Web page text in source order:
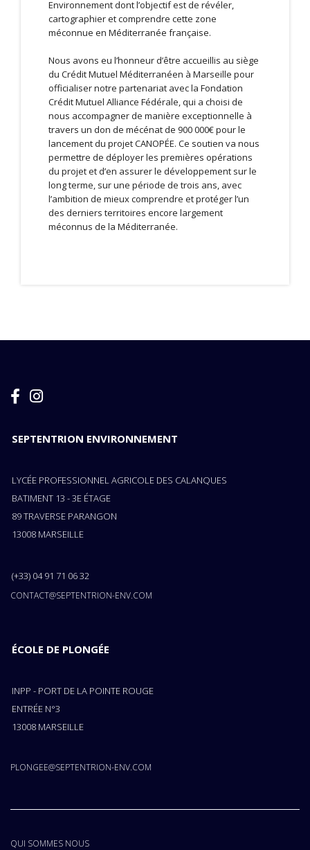
Environnementdont l’objectif est de révéler,
cartographier et comprendre cette zone
méconnue en Méditerranée française.
Nous avons eu l’honneur d’être accueillis au siège
du Crédit Mutuel Méditerranéen à Marseille pour
officialiser notre partenariat avec la Fondation
Crédit Mutuel Alliance Fédérale, qui a choisi de
nous accompagner de manière exceptionnelle à
travers un don de mécénat de 900 000€ pour le
lancement du projet CANOPÉE. Ce soutien va nous
permettre de déployer les premières opérations
du projet et d’en assurer le développement sur le
long terme, sur une période de trois ans, avec
l’ambition de mieux comprendre et protéger l’un
des derniers territoires encore largement
méconnus de la Méditerranée.
SEPTENTRION ENVIRONNEMENT
LYCÉE PROFESSIONNEL AGRICOLE DES CALANQUES
BATIMENT 13 - 3E ÉTAGE
89 TRAVERSE PARANGON
13008 MARSEILLE
(+33) 04 91 71 06 32
CONTACT@SEPTENTRION-ENV.COM
ÉCOLE DE PLONGÉE
INPP - PORT DE LA POINTE ROUGE
ENTRÉE N°3
13008 MARSEILLE
PLONGEE@SEPTENTRION-ENV.COM
QUI SOMMES NOUS